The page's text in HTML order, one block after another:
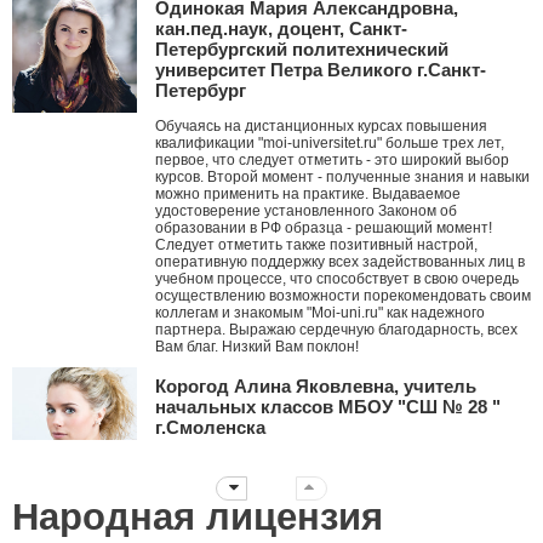
Одинокая Мария Александровна,
кан.пед.наук, доцент, Санкт-
Петербургский политехнический
университет Петра Великого г.Санкт-
Петербург
Обучаясь на дистанционных курсах повышения
квалификации "moi-universitet.ru" больше трех лет,
первое, что следует отметить - это широкий выбор
курсов. Второй момент - полученные знания и навыки
можно применить на практике. Выдаваемое
удостоверение установленного Законом об
образовании в РФ образца - решающий момент!
Следует отметить также позитивный настрой,
оперативную поддержку всех задействованных лиц в
учебном процессе, что способствует в свою очередь
осуществлению возможности порекомендовать своим
коллегам и знакомым "Moi-uni.ru" как надежного
партнера. Выражаю сердечную благодарность, всех
Вам благ. Низкий Вам поклон!
Корогод Алина Яковлевна, учитель
начальных классов МБОУ "СШ № 28 "
г.Смоленска
года. Это ты мне первым рассказал про АМО и я их
стала внедрять в работу, вводя в ступор коллег. За
эти годы нашей дружбы ты давал мне креативные
идеи, заставлял думать, двигаться дальше
Народная лицензия